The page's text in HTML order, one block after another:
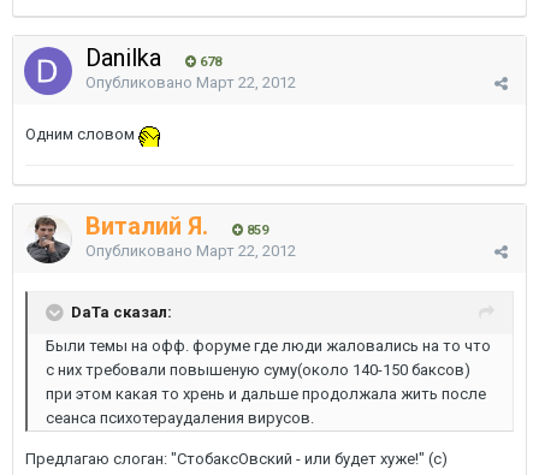
Danilka 678
Опубликовано Март 22, 2012
Одним словом
Виталий Я. 859
Опубликовано Март 22, 2012
DaTa сказал:
Были темы на офф. форуме где люди жаловались на то что
с них требовали повышеную суму(около 140-150 баксов)
при этом какая то хрень и дальше продолжала жить после
сеанса психотераудаления вирусов.
Предлагаю слоган: "СтобаксОвский - или будет хуже!" (с)